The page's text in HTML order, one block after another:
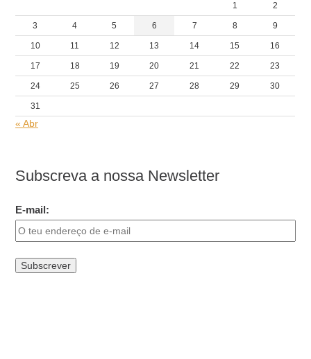
1
2
3 4 5 6 7 8 9
10 11 12 13 14 15 16
17 18 19 20 21 22 23
24 25 26 27 28 29 30
31
« Abr
Subscreva a nossa Newsletter
E-mail: